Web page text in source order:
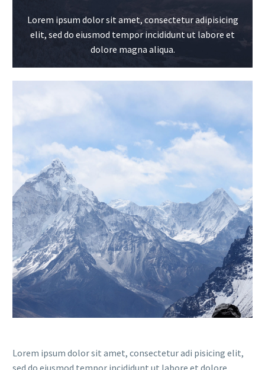
Lorem ipsum dolor sit amet, consectetur adipisicing
elit, sed do eiusmod tempor incididunt ut labore et
dolore magna aliqua.
Lorem ipsum dolor sit amet, consectetur adi pisicing elit,